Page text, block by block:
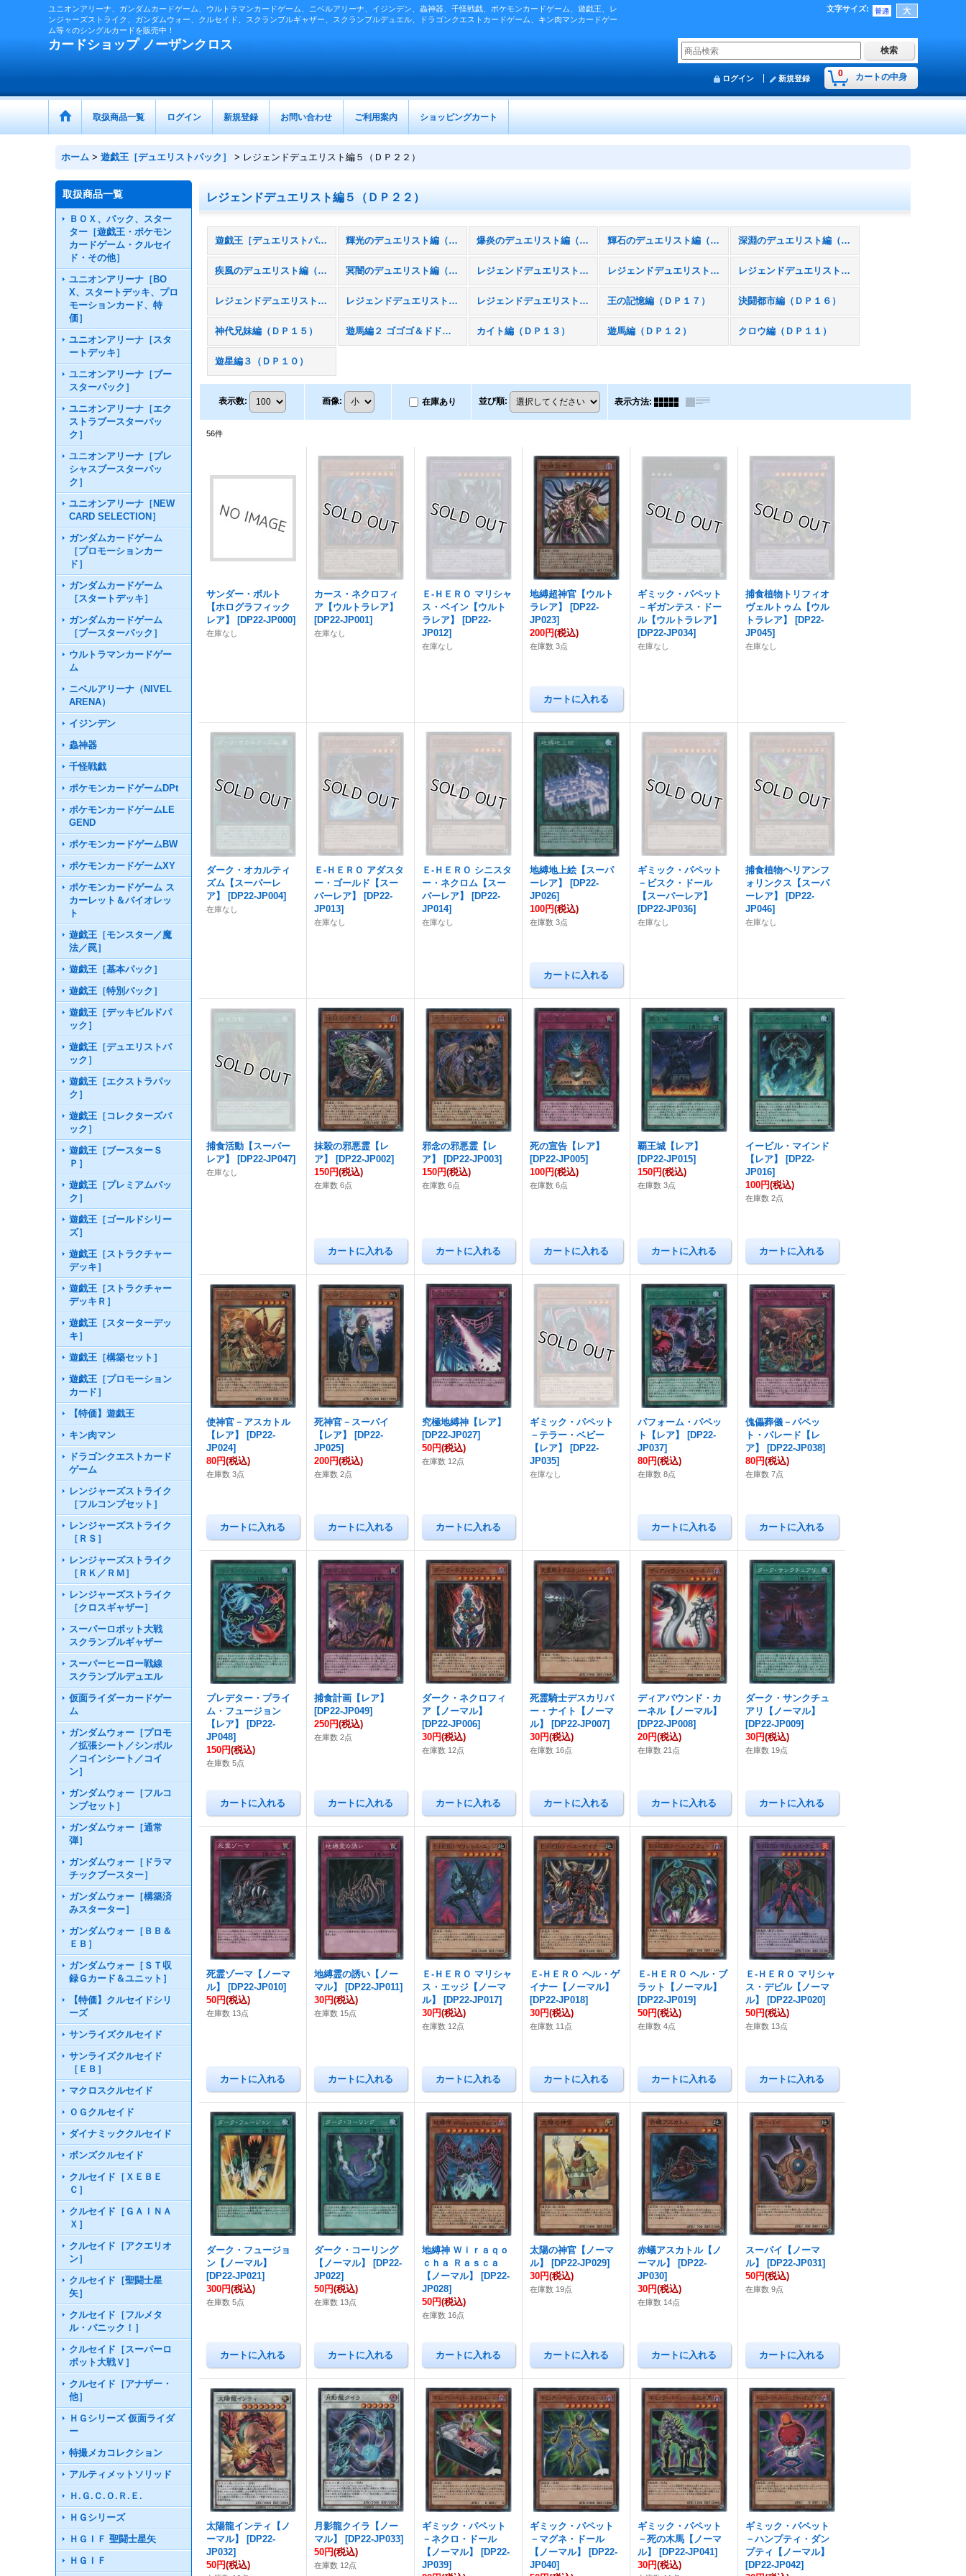
ユニオンアリーナ、ガンダムカードゲーム、ウルトラマンカードゲーム、ニベルアリーナ、イジンデン、蟲神器、千怪戦戯、ポケモンカードゲーム、遊戯王、レ
ンジャーズストライク、ガンダムウォー、クルセイド、スクランブルギャザー、スクランブルデュエル、ドラゴンクエストカードゲーム、キン肉マンカードゲー
ム等々のシングルカードを販売中！
文字サイズ:
カードショップ ノーザンクロス
0 カートの中身
ログイン 新規登録
取扱商品一覧 ログイン 新規登録 お問い合わせ ご利用案内 ショッピングカート
ホーム > 遊戯王［デュエリストパック］ > レジェンドデュエリスト編５（ＤＰ２２）
取扱商品一覧
ＢＯＸ、パック、スター
ター［遊戯王・ポケモン
カードゲーム・クルセイ
ド・その他］
ユニオンアリーナ［BO
X、スタートデッキ、プロ
モーションカード、特
価］
ユニオンアリーナ［スタ
ートデッキ］
ユニオンアリーナ［ブー
スターパック］
ユニオンアリーナ［エク
ストラブースターパッ
ク］
ユニオンアリーナ［プレ
シャスブースターパッ
ク］
ユニオンアリーナ［NEW
CARD SELECTION］
ガンダムカードゲーム
［プロモーションカー
ド］
ガンダムカードゲーム
［スタートデッキ］
ガンダムカードゲーム
［ブースターパック］
ウルトラマンカードゲー
ム
ニベルアリーナ（NIVEL
ARENA）
イジンデン
蟲神器
千怪戦戯
ポケモンカードゲームDPt
ポケモンカードゲームLE
GEND
ポケモンカードゲームBW
ポケモンカードゲームXY
ポケモンカードゲーム ス
カーレット＆バイオレッ
ト
遊戯王［モンスター／魔
法／罠］
遊戯王［基本パック］
遊戯王［特別パック］
遊戯王［デッキビルドパ
ック］
遊戯王［デュエリストパ
ック］
遊戯王［エクストラパッ
ク］
遊戯王［コレクターズパ
ック］
遊戯王［ブースターＳ
Ｐ］
遊戯王［プレミアムパッ
ク］
遊戯王［ゴールドシリー
ズ］
遊戯王［ストラクチャー
デッキ］
遊戯王［ストラクチャー
デッキＲ］
遊戯王［スターターデッ
キ］
遊戯王［構築セット］
遊戯王［プロモーション
カード］
【特価】遊戯王
キン肉マン
ドラゴンクエストカード
ゲーム
レンジャーズストライク
［フルコンプセット］
レンジャーズストライク
［ＲＳ］
レンジャーズストライク
［ＲＫ／ＲＭ］
レンジャーズストライク
［クロスギャザー］
スーパーロボット大戦
スクランブルギャザー
スーパーヒーロー戦線
スクランブルデュエル
仮面ライダーカードゲー
ム
ガンダムウォー［プロモ
／拡張シート／シンボル
／コインシート／コイ
ン］
ガンダムウォー［フルコ
ンプセット］
ガンダムウォー［通常
弾］
ガンダムウォー［ドラマ
チックブースター］
ガンダムウォー［構築済
みスターター］
ガンダムウォー［ＢＢ＆
ＥＢ］
ガンダムウォー［ＳＴ収
録Ｇカード＆ユニット］
【特価】クルセイドシリ
ーズ
サンライズクルセイド
サンライズクルセイド
［ＥＢ］
マクロスクルセイド
ＯＧクルセイド
ダイナミッククルセイド
ボンズクルセイド
クルセイド［ＸＥＢＥ
Ｃ］
クルセイド［ＧＡＩＮＡ
Ｘ］
クルセイド［アクエリオ
ン］
クルセイド［聖闘士星
矢］
クルセイド［フルメタ
ル・パニック！］
クルセイド［スーパーロ
ボット大戦Ｖ］
クルセイド［アナザー・
他］
ＨＧシリーズ 仮面ライダ
ー
特撮メカコレクション
アルティメットソリッド
Ｈ.Ｇ.Ｃ.Ｏ.Ｒ.Ｅ.
ＨＧシリーズ
ＨＧＩＦ 聖闘士星矢
ＨＧＩＦ
レジェンドデュエリスト編５（ＤＰ２２）
遊戯王［デュエリストパック］ (全商品) 輝光のデュエリスト編（ＤＰ２９） 爆炎のデュエリスト編（ＤＰ２８） 輝石のデュエリスト編（ＤＰ２７） 深淵のデュエリスト編（ＤＰ２６）
疾風のデュエリスト編（ＤＰ２５） 冥闇のデュエリスト編（ＤＰ２４） レジェンドデュエリスト編６（ＤＰ２３） レジェンドデュエリスト編５（ＤＰ２２） レジェンドデュエリスト編４（ＤＰ２１）
レジェンドデュエリスト編３（ＤＰ２０） レジェンドデュエリスト編２（ＤＰ１９） レジェンドデュエリスト編（ＤＰ１８） 王の記憶編（ＤＰ１７） 決闘都市編（ＤＰ１６）
神代兄妹編（ＤＰ１５） 遊馬編２ ゴゴゴ＆ドドド（ＤＰ１４） カイト編（ＤＰ１３） 遊馬編（ＤＰ１２） クロウ編（ＤＰ１１）
遊星編３（ＤＰ１０）
表示数: 画像: 在庫あり 並び順: 表示方法:
56件
サンダー・ボルト
【ホログラフィック
レア】
[DP22-JP000]
在庫なし
カース・ネクロフィ
ア【ウルトラレア】
[DP22-JP001]
在庫なし
Ｅ-ＨＥＲＯ マリシャ
ス・ベイン【ウルト
ラレア】
[DP22-
JP012]
在庫なし
地縛超神官【ウルト
ラレア】
[DP22-
JP023]
200円(税込)
在庫数 3点
ギミック・パペット
－ギガンテス・ドー
ル【ウルトラレア】
[DP22-JP034]
在庫なし
捕食植物トリフィオ
ヴェルトゥム【ウル
トラレア】
[DP22-
JP045]
在庫なし
ダーク・オカルティ
ズム【スーパーレ
ア】
[DP22-JP004]
在庫なし
Ｅ-ＨＥＲＯ アダスタ
ー・ゴールド【スー
パーレア】
[DP22-
JP013]
在庫なし
Ｅ-ＨＥＲＯ シニスタ
ー・ネクロム【スー
パーレア】
[DP22-
JP014]
在庫なし
地縛地上絵【スーパ
ーレア】
[DP22-
JP026]
100円(税込)
在庫数 3点
ギミック・パペット
－ビスク・ドール
【スーパーレア】
[DP22-JP036]
在庫なし
捕食植物ヘリアンフ
ォリンクス【スーパ
ーレア】
[DP22-
JP046]
在庫なし
捕食活動【スーパー
レア】
[DP22-JP047]
在庫なし
抹殺の邪悪霊【レ
ア】
[DP22-JP002]
150円(税込)
在庫数 6点
邪念の邪悪霊【レ
ア】
[DP22-JP003]
150円(税込)
在庫数 6点
死の宣告【レア】
[DP22-JP005]
100円(税込)
在庫数 6点
覇王城【レア】
[DP22-JP015]
150円(税込)
在庫数 3点
イービル・マインド
【レア】
[DP22-
JP016]
100円(税込)
在庫数 2点
使神官－アスカトル
【レア】
[DP22-
JP024]
80円(税込)
在庫数 3点
死神官－スーパイ
【レア】
[DP22-
JP025]
200円(税込)
在庫数 2点
究極地縛神【レア】
[DP22-JP027]
50円(税込)
在庫数 12点
ギミック・パペット
－テラー・ベビー
【レア】
[DP22-
JP035]
在庫なし
パフォーム・パペッ
ト【レア】
[DP22-
JP037]
80円(税込)
在庫数 8点
傀儡葬儀－パペッ
ト・パレード【レ
ア】
[DP22-JP038]
80円(税込)
在庫数 7点
プレデター・プライ
ム・フュージョン
【レア】
[DP22-
JP048]
150円(税込)
在庫数 5点
捕食計画【レア】
[DP22-JP049]
250円(税込)
在庫数 2点
ダーク・ネクロフィ
ア【ノーマル】
[DP22-JP006]
30円(税込)
在庫数 12点
死霊騎士デスカリバ
ー・ナイト【ノーマ
ル】
[DP22-JP007]
30円(税込)
在庫数 16点
ディアバウンド・カ
ーネル【ノーマル】
[DP22-JP008]
20円(税込)
在庫数 21点
ダーク・サンクチュ
アリ【ノーマル】
[DP22-JP009]
30円(税込)
在庫数 19点
死霊ゾーマ【ノーマ
ル】
[DP22-JP010]
50円(税込)
在庫数 13点
地縛霊の誘い【ノー
マル】
[DP22-JP011]
30円(税込)
在庫数 15点
Ｅ-ＨＥＲＯ マリシャ
ス・エッジ【ノーマ
ル】
[DP22-JP017]
30円(税込)
在庫数 12点
Ｅ-ＨＥＲＯ ヘル・ゲ
イナー【ノーマル】
[DP22-JP018]
30円(税込)
在庫数 11点
Ｅ-ＨＥＲＯ ヘル・ブ
ラット【ノーマル】
[DP22-JP019]
50円(税込)
在庫数 4点
Ｅ-ＨＥＲＯ マリシャ
ス・デビル【ノーマ
ル】
[DP22-JP020]
50円(税込)
在庫数 13点
ダーク・フュージョ
ン【ノーマル】
[DP22-JP021]
300円(税込)
在庫数 5点
ダーク・コーリング
【ノーマル】
[DP22-
JP022]
50円(税込)
在庫数 13点
地縛神 Ｗｉｒａｑｏ
ｃｈａ Ｒａｓｃａ
【ノーマル】
[DP22-
JP028]
50円(税込)
在庫数 16点
太陽の神官【ノーマ
ル】
[DP22-JP029]
30円(税込)
在庫数 19点
赤蟻アスカトル【ノ
ーマル】
[DP22-
JP030]
30円(税込)
在庫数 14点
スーパイ【ノーマ
ル】
[DP22-JP031]
50円(税込)
在庫数 9点
太陽龍インティ【ノ
ーマル】
[DP22-
JP032]
50円(税込)
月影龍クイラ【ノー
マル】
[DP22-JP033]
50円(税込)
在庫数 12点
ギミック・パペット
－ネクロ・ドール
【ノーマル】
[DP22-
JP039]
ギミック・パペット
－マグネ・ドール
【ノーマル】
[DP22-
JP040]
ギミック・パペット
－死の木馬【ノーマ
ル】
[DP22-JP041]
30円(税込)
ギミック・パペット
－ハンプティ・ダン
プティ【ノーマル】
[DP22-JP042]